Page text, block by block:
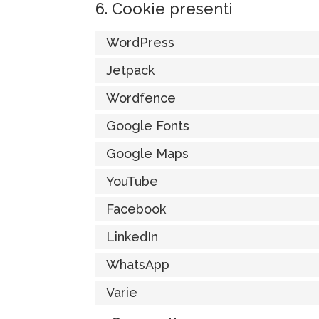
6. Cookie presenti
WordPress
Jetpack
Wordfence
Google Fonts
Google Maps
YouTube
Facebook
LinkedIn
WhatsApp
Varie